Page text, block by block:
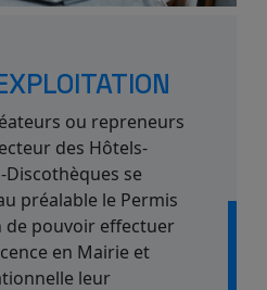
ou repreneurs
des Hôtels-
Discothèques se
préalable le Permis
pouvoir effectuer
en Mairie et
leur